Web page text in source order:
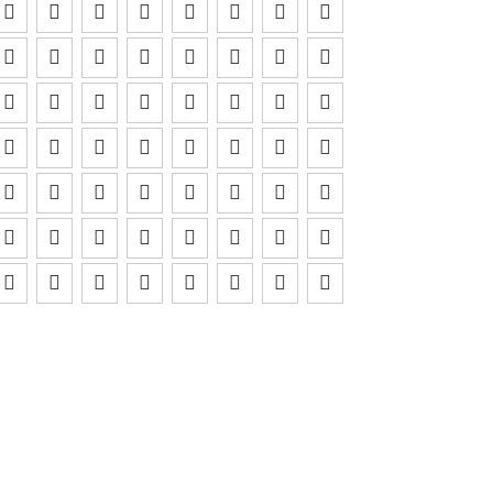
       
       
       
       
       
       
       